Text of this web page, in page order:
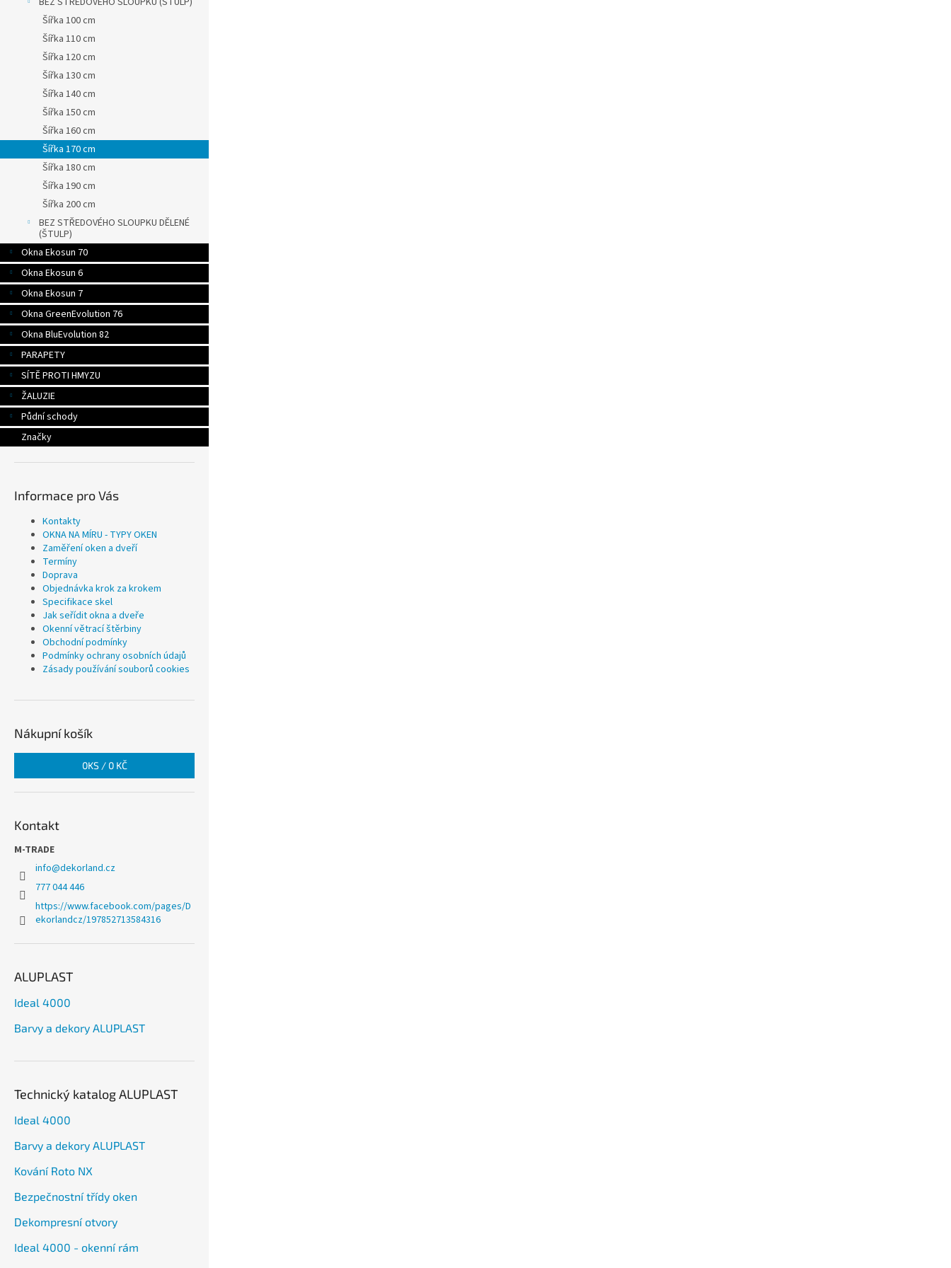
Šířka 100 cm
Šířka 110 cm
Šířka 120 cm
Šířka 130 cm
Šířka 140 cm
Šířka 150 cm
Šířka 160 cm
Šířka 170 cm
Šířka 180 cm
Šířka 190 cm
Šířka 200 cm
BEZ STŘEDOVÉHO SLOUPKU DĚLENÉ
(ŠTULP)
Okna Ekosun 70
Okna Ekosun 6
Okna Ekosun 7
Okna GreenEvolution 76
Okna BluEvolution 82
PARAPETY
SÍTĚ PROTI HMYZU
ŽALUZIE
Půdní schody
Značky
Informace pro Vás
Kontakty
OKNA NA MÍRU - TYPY OKEN
Zaměření oken a dveří
Termíny
Doprava
Objednávka krok za krokem
Specifikace skel
Jak seřídit okna a dveře
Okenní větrací štěrbiny
Obchodní podmínky
Podmínky ochrany osobních údajů
Zásady používání souborů cookies
Nákupní košík
0KS / 0 KČ
Kontakt
M-TRADE
info@dekorland.cz
777 044 446
https://www.facebook.com/pages/D
ekorlandcz/197852713584316
ALUPLAST
Ideal 4000
Barvy a dekory ALUPLAST
Technický katalog ALUPLAST
Ideal 4000
Barvy a dekory ALUPLAST
Kování Roto NX
Bezpečnostní třídy oken
Dekompresní otvory
Ideal 4000 - okenní rám